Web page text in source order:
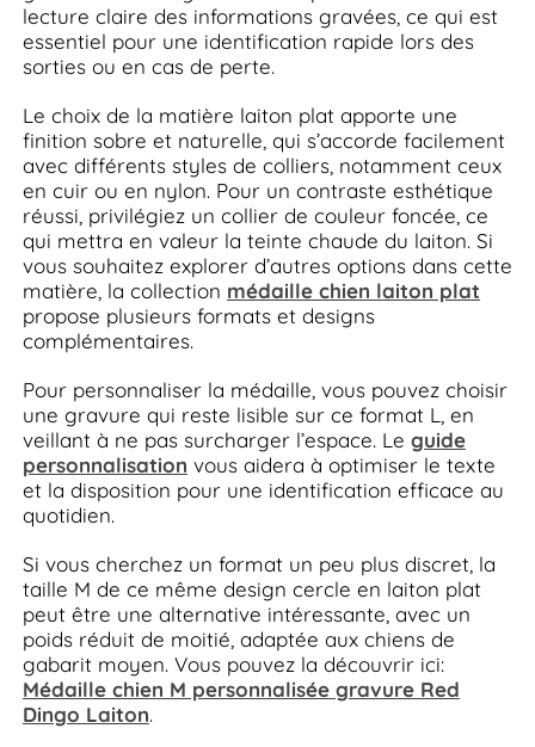
lecture claire des informations gravées, ce qui est
essentiel pour une identification rapide lors des
sorties ou en cas de perte.
Le choix de la matière laiton plat apporte une
finition sobre et naturelle, qui s’accorde facilement
avec différents styles de colliers, notamment ceux
en cuir ou en nylon. Pour un contraste esthétique
réussi, privilégiez un collier de couleur foncée, ce
qui mettra en valeur la teinte chaude du laiton. Si
vous souhaitez explorer d’autres options dans cette
matière, la collection médaille chien laiton plat
propose plusieurs formats et designs
complémentaires.
Pour personnaliser la médaille, vous pouvez choisir
une gravure qui reste lisible sur ce format L, en
veillant à ne pas surcharger l’espace. Le guide
personnalisation vous aidera à optimiser le texte
et la disposition pour une identification efficace au
quotidien.
Si vous cherchez un format un peu plus discret, la
taille M de ce même design cercle en laiton plat
peut être une alternative intéressante, avec un
poids réduit de moitié, adaptée aux chiens de
gabarit moyen. Vous pouvez la découvrir ici:
Médaille chien M personnalisée gravure Red
Dingo Laiton.